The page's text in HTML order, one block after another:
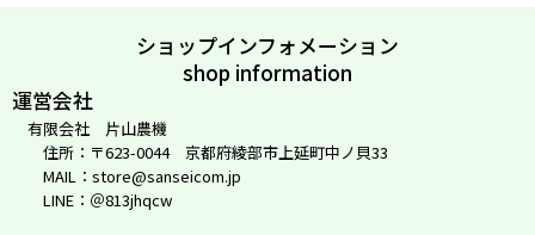
ショップインフォメーション
shop information
運営会社
有限会社 片山農機
住所：〒623-0044 京都府綾部市上延町中ノ貝33
MAIL：store@sanseicom.jp
LINE：＠813jhqcw